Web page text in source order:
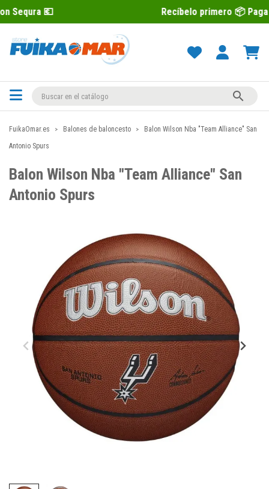
Recíbelo primero 📦 Paga después

FuikaOmar.es Balones de baloncesto
Balon Wilson Nba "Team Alliance" San
Antonio Spurs
Balon Wilson Nba "Team Alliance" San
Antonio Spurs